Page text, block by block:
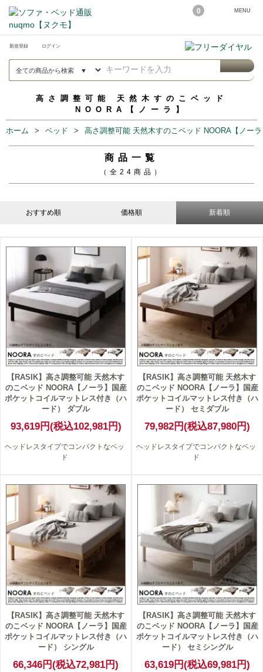
0 MENU
新規登録 ログイン
高さ調整可能 天然木すのこベッド
NOORA【ノーラ】
ホーム ベッド 高さ調整可能 天然木すのこベッド NOORA【ノー
商品一覧
（全24商品）
おすすめ順 価格順 新着順
【RASIK】高さ調整可能 天然木す
のこベッド NOORA【ノーラ】国産
ポケットコイルマットレス付き（ハ
ード） ダブル
93,619円(税込102,981円)
ヘッドレスタイプでコンパクトなベッ
ド
【RASIK】高さ調整可能 天然木す
のこベッド NOORA【ノーラ】国産
ポケットコイルマットレス付き（ハ
ード） セミダブル
79,982円(税込87,980円)
ヘッドレスタイプでコンパクトなベッ
ド
【RASIK】高さ調整可能 天然木す
のこベッド NOORA【ノーラ】国産
ポケットコイルマットレス付き（ハ
ード） シングル
66,346円(税込72,981円)
【RASIK】高さ調整可能 天然木す
のこベッド NOORA【ノーラ】国産
ポケットコイルマットレス付き（ハ
ード） セミシングル
63,619円(税込69,981円)